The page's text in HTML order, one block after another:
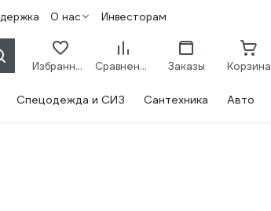
О нас Инвесторам
Избранное Сравнение Заказы Корзина
Спецодежда и СИЗ Сантехника Авто